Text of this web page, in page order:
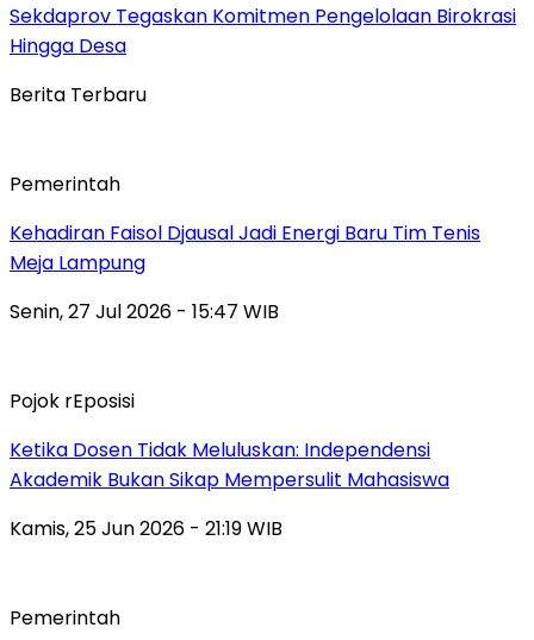
Sekdaprov Tegaskan Komitmen Pengelolaan Birokrasi
Hingga Desa
Berita Terbaru
Pemerintah
Kehadiran Faisol Djausal Jadi Energi Baru Tim Tenis
Meja Lampung
Senin, 27 Jul 2026 - 15:47 WIB
Pojok rEposisi
Ketika Dosen Tidak Meluluskan: Independensi
Akademik Bukan Sikap Mempersulit Mahasiswa
Kamis, 25 Jun 2026 - 21:19 WIB
Pemerintah